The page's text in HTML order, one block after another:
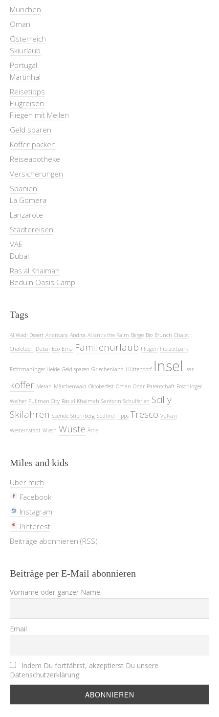
München
Oman
Österreich
Skiurlaub
Portugal
Martinhal
Reisetipps
Flugreisen
Fliegen mit Meilen
Geld sparen
Koffer packen
Reiseapotheke
Versicherungen
Spanien
La Gomera
Lanzarote
Städtereisen
VAE
Dubai
Ras al Khaimah
Beduin Oasis Camp
Tags
Al Wadi Desert Anantara Andros Atlantis the Palm Berge Bio Brunch Chalet
Chaletdorf Dubai Eco Etna Familienurlaub Fliegen Freizeitpark
Fröttmaninger Heide Geld sparen Griechenland Hüttendorf Insel Isar
koffer Meran Märchenwald Oktoberfest Oman Onar Patenschaft Poschinger
Weiher Pullman City Ras al Khaimah Santorin Schulferien Scilly
Skifahren Spende Stromberg Südtirol Tipps Tresco Vulkan
Westernstadt Wiesn Wüste Ätna
Miles and kids
Über mich
Facebook
Instagram
Pinterest
Beiträge abonnieren (RSS)
Beiträge per E-Mail abonnieren
Vorname oder ganzer Name
Email
Indem Du fortfährst, akzeptierst Du unsere
Datenschutzerklärung.